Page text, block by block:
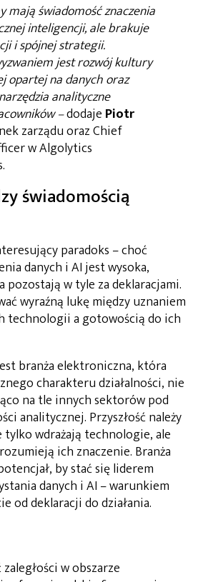
mają świadomość znaczenia
inteligencji, ale brakuje
i spójnej strategii.
jest rozwój kultury
opartej na danych oraz
analityczne
–dodaje Piotr
zarządu oraz Chief
w Algolytics
świadomością
paradoks – choć
danych i AI jest wysoka,
pozostają w tyle za deklaracjami.
wyraźną lukę między uznaniem
technologii a gotowością do ich
branża elektroniczna, która
charakteru działalności, nie
na tle innych sektorów pod
analitycznej. Przyszłość należy
wdrażają technologie, ale
ich znaczenie. Branża
by stać się liderem
danych i AI – warunkiem
od deklaracji do działania.
w obszarze